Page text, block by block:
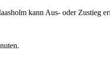
kann Aus- oder Zustieg